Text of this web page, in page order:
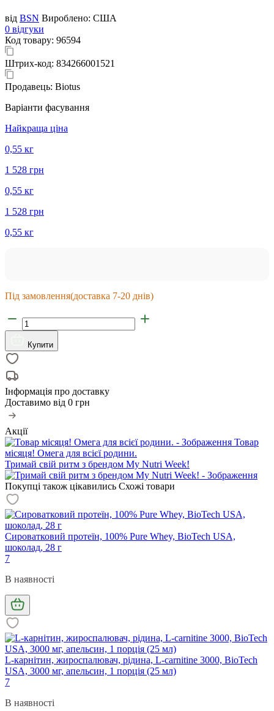
від BSN Вироблено: США
0 відгуки
Код товару: 96594
Штрих-код: 834266001521
Продавець: Biotus
Варіанти фасування
Найкраща ціна
0,55 кг
1 528 грн
0,55 кг
1 528 грн
0,55 кг
Під замовлення(доставка 7-20 днів)
Купити
Інформація про доставку
Доставимо від 0 грн
Акції
Товар
місяця! Омега для всієї родини.
Тримай свій ритм з брендом My Nutri Week!
Покупці також цікавились Схожі товари
Сироватковий протеїн, 100% Pure Whey, BioTech USA,
шоколад, 28 г
7
В наявності
L-карнітин, жироспалювач, рідина, L-carnitine 3000, BioTech
USA, 3000 мг, апельсин, 1 порція (25 мл)
7
В наявності